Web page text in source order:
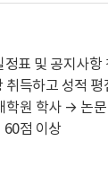
정표 및 공지사항
득하고 성적
학원 학사 → 논
60점 이상